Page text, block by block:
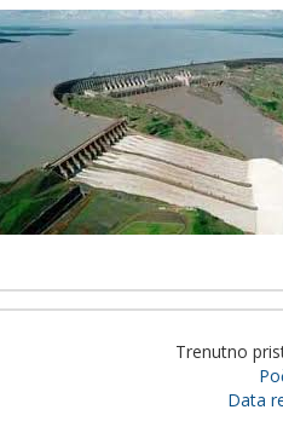
Trenutno
Data